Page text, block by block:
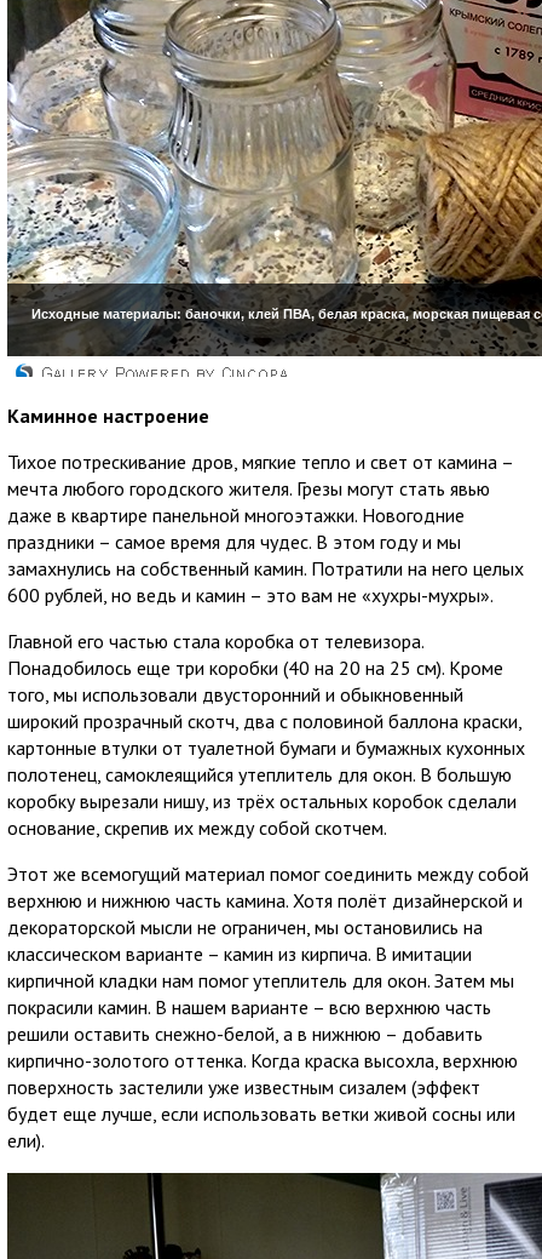
Каминное настроение
Тихое потрескивание дров, мягкие тепло и свет от камина –
мечта любого городского жителя. Грезы могут стать явью
даже в квартире панельной многоэтажки. Новогодние
праздники – самое время для чудес. В этом году и мы
замахнулись на собственный камин. Потратили на него целых
600 рублей, но ведь и камин – это вам не «хухры-мухры».
Главной его частью стала коробка от телевизора.
Понадобилось еще три коробки (40 на 20 на 25 см). Кроме
того, мы использовали двусторонний и обыкновенный
широкий прозрачный скотч, два с половиной баллона краски,
картонные втулки от туалетной бумаги и бумажных кухонных
полотенец, самоклеящийся утеплитель для окон. В большую
коробку вырезали нишу, из трёх остальных коробок сделали
основание, скрепив их между собой скотчем.
Этот же всемогущий материал помог соединить между собой
верхнюю и нижнюю часть камина. Хотя полёт дизайнерской и
декораторской мысли не ограничен, мы остановились на
классическом варианте – камин из кирпича. В имитации
кирпичной кладки нам помог утеплитель для окон. Затем мы
покрасили камин. В нашем варианте – всю верхнюю часть
решили оставить снежно-белой, а в нижнюю – добавить
кирпично-золотого оттенка. Когда краска высохла, верхнюю
поверхность застелили уже известным сизалем (эффект
будет еще лучше, если использовать ветки живой сосны или
ели).